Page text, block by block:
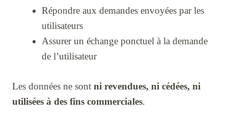
Répondre aux demandes envoyées par les
utilisateurs
Assurer un échange ponctuel à la demande
de l’utilisateur
Les données ne sont ni revendues, ni cédées, ni
utilisées à des fins commerciales.